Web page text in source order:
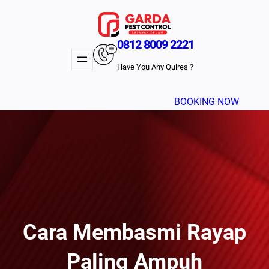
0812 8009 2221
Have You Any Quires ?
BOOKING NOW
Cara Membasmi Rayap
Paling Ampuh